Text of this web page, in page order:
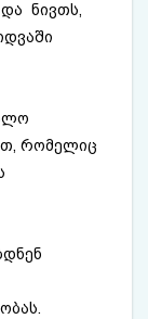
ნივთს,
რომელიც